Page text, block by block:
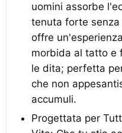
uomini assorbe
tenuta forte
offre
morbida al tatto e
le dita; perfetta
che non
accumuli.
Progettata per